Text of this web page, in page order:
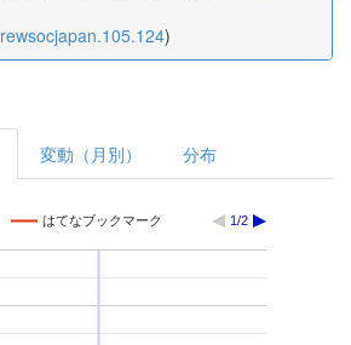
)
変動（月別） 分布
はてなブックマーク 1/2